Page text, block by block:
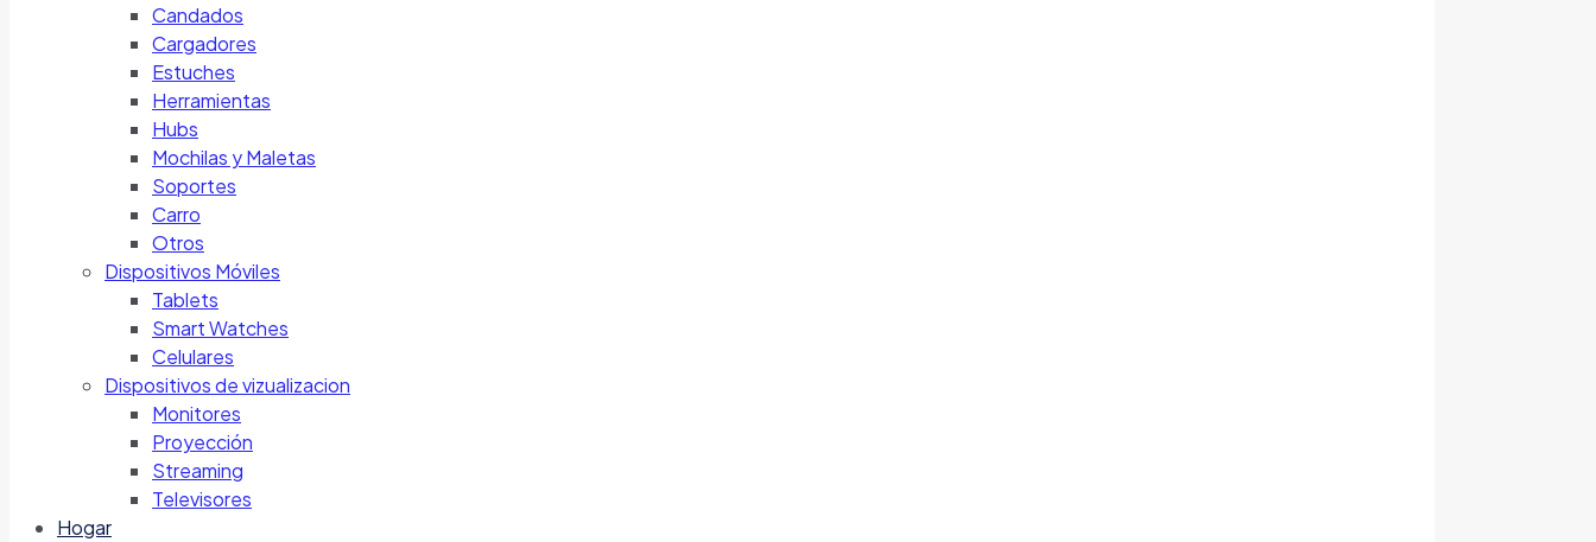
Candados
Cargadores
Estuches
Herramientas
Hubs
Mochilas y Maletas
Soportes
Carro
Otros
Dispositivos Móviles
Tablets
Smart Watches
Celulares
Dispositivos de vizualizacion
Monitores
Proyección
Streaming
Televisores
Hogar